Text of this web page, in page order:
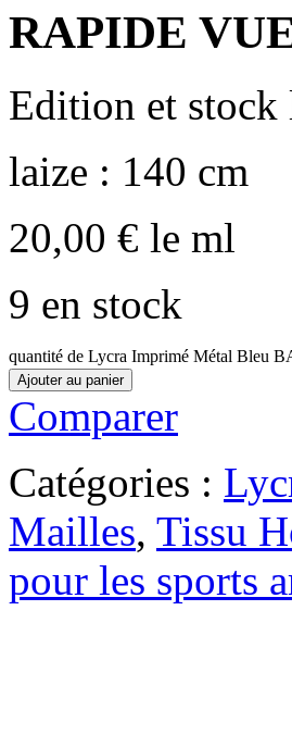
RAPIDE
Edition et stock
laize : 140 cm
20,00 € le ml
9 en stock
quantité de Lycra Imprimé Métal Bleu
Ajouter au panier
Comparer
Catégories :
Mailles, Tissu
pour les sports